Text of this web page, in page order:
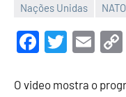
Nações Unidas NATO
de
novembro
2022
GarrettFacebook
O video mostra o